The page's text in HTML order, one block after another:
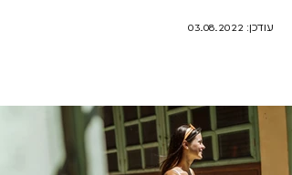
עודכן: 03.08.2022